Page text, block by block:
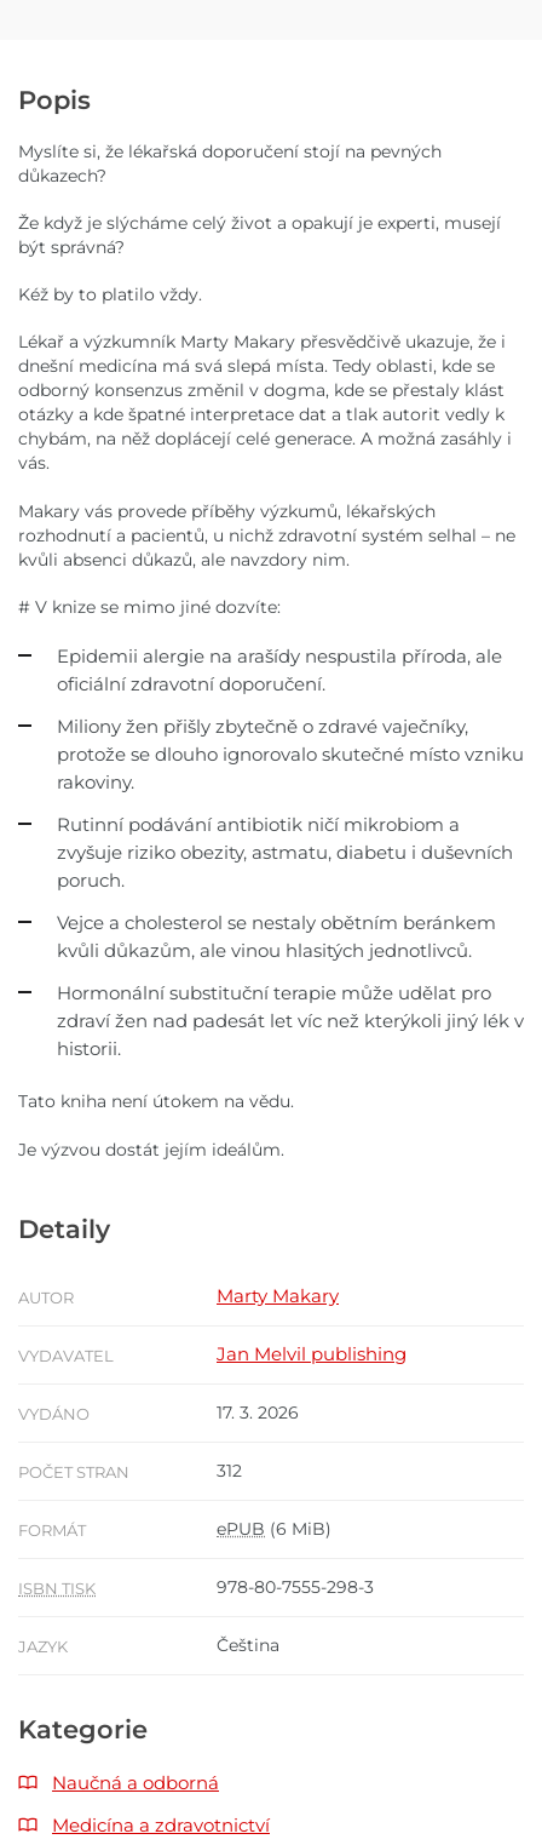
Popis
Myslíte si, že lékařská doporučení stojí na pevných
důkazech?
Že když je slýcháme celý život a opakují je experti, musejí
být správná?
Kéž by to platilo vždy.
Lékař a výzkumník Marty Makary přesvědčivě ukazuje, že i
dnešní medicína má svá slepá místa. Tedy oblasti, kde se
odborný konsenzus změnil v dogma, kde se přestaly klást
otázky a kde špatné interpretace dat a tlak autorit vedly k
chybám, na něž doplácejí celé generace. A možná zasáhly i
vás.
Makary vás provede příběhy výzkumů, lékařských
rozhodnutí a pacientů, u nichž zdravotní systém selhal – ne
kvůli absenci důkazů, ale navzdory nim.
# V knize se mimo jiné dozvíte:
Epidemii alergie na arašídy nespustila příroda, ale
oficiální zdravotní doporučení.
Miliony žen přišly zbytečně o zdravé vaječníky,
protože se dlouho ignorovalo skutečné místo vzniku
rakoviny.
Rutinní podávání antibiotik ničí mikrobiom a
zvyšuje riziko obezity, astmatu, diabetu i duševních
poruch.
Vejce a cholesterol se nestaly obětním beránkem
kvůli důkazům, ale vinou hlasitých jednotlivců.
Hormonální substituční terapie může udělat pro
zdraví žen nad padesát let víc než kterýkoli jiný lék v
historii.
Tato kniha není útokem na vědu.
Je výzvou dostát jejím ideálům.
Detaily
AUTOR Marty Makary
VYDAVATEL Jan Melvil publishing
VYDÁNO 17. 3. 2026
POČET STRAN 312
FORMÁT ePUB (6 MiB)
ISBN TISK 978-80-7555-298-3
JAZYK Čeština
Kategorie
Naučná a odborná
Medicína a zdravotnictví